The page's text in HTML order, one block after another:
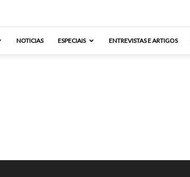
NOTICIAS ESPECIAIS ENTREVISTAS E ARTIGOS